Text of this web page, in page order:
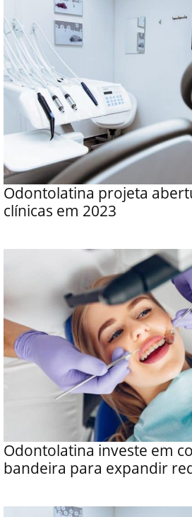
Odontolatina projeta
clínicas em 2023
Odontolatina investe em
bandeira para expandir